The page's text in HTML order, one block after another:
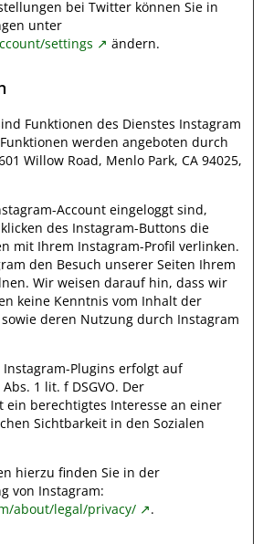
bei Twitter können Sie in
unter
settings
ändern.
Funktionen des Dienstes Instagram
werden angeboten durch
Willow Road, Menlo Park, CA 94025,
Account eingeloggt sind,
des Instagram-Buttons die
mit Ihrem Instagram-Profil verlinken.
den Besuch unserer Seiten Ihrem
Wir weisen darauf hin, dass wir
keine Kenntnis vom Inhalt der
deren Nutzung durch Instagram
Instagram-Plugins erfolgt auf
1 lit. f DSGVO. Der
ein berechtigtes Interesse an einer
Sichtbarkeit in den Sozialen
hierzu finden Sie in der
von Instagram:
about/legal/privacy/
.